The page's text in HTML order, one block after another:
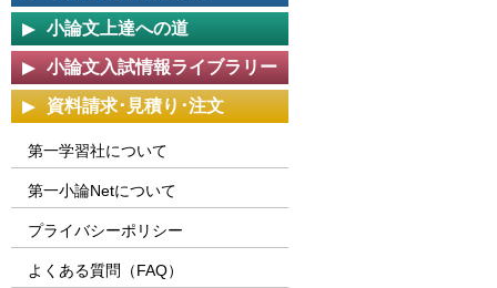
小論文上達への道
小論文入試情報ライブラリー
資料請求･見積り･注文
第一学習社について
第一小論Netについて
プライバシーポリシー
よくある質問（FAQ）